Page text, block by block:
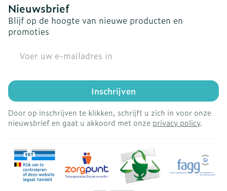
Nieuwsbrief
Blijf op de hoogte van nieuwe producten en
promoties
Inschrijven
Door op inschrijven te klikken, schrijft u zich in voor onze
nieuwsbrief en gaat u akkoord met onze privacy policy.